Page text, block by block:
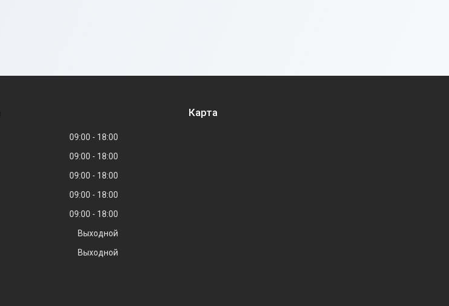
09:00
18:00
09:00
18:00
09:00
18:00
09:00
18:00
09:00
18:00
Выходной
Выходной
Карта